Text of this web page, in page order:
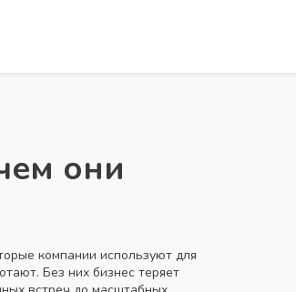
они
компании используют для
Без них бизнес теряет